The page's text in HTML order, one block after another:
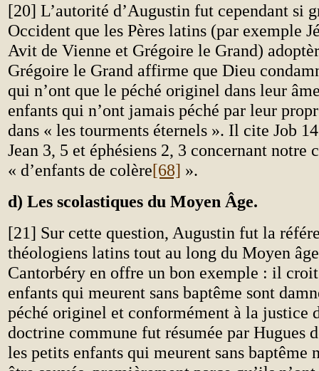
[20] L’autorité d’Augustin fut cependant si
Occident que les Pères latins (par exemple
Avit de Vienne et Grégoire le Grand)
Grégoire le Grand affirme que Dieu
qui n’ont que le péché originel dans leur
enfants qui n’ont jamais péché par leur
dans « les tourments éternels ». Il cite Job
Jean 3, 5 et éphésiens 2, 3 concernant notre
« d’enfants de colère[68] ».
d) Les scolastiques du Moyen Âge.
[21] Sur cette question, Augustin fut la
théologiens latins tout au long du Moyen
Cantorbéry en offre un bon exemple : il
enfants qui meurent sans baptême sont
péché originel et conformément à la justice
doctrine commune fut résumée par Hugues
les petits enfants qui meurent sans baptême